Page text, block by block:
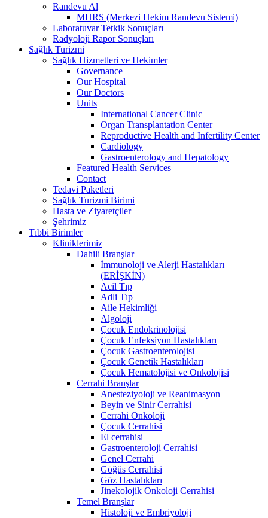
Randevu Al
MHRS (Merkezi Hekim Randevu Sistemi)
Laboratuvar Tetkik Sonuçları
Radyoloji Rapor Sonuçları
Sağlık Turizmi
Sağlık Hizmetleri ve Hekimler
Governance
Our Hospital
Our Doctors
Units
International Cancer Clinic
Organ Transplantation Center
Reproductive Health and Infertility Center
Cardiology
Gastroenterology and Hepatology
Featured Health Services
Contact
Tedavi Paketleri
Sağlık Turizmi Birimi
Hasta ve Ziyaretçiler
Şehrimiz
Tıbbi Birimler
Kliniklerimiz
Dahili Branşlar
İmmunoloji ve Alerji Hastalıkları
(ERİŞKİN)
Acil Tıp
Adli Tıp
Aile Hekimliği
Algoloji
Çocuk Endokrinolojisi
Çocuk Enfeksiyon Hastalıkları
Çocuk Gastroenterolojisi
Çocuk Genetik Hastalıkları
Çocuk Hematolojisi ve Onkolojisi
Cerrahi Branşlar
Anesteziyoloji ve Reanimasyon
Beyin ve Sinir Cerrahisi
Cerrahi Onkoloji
Çocuk Cerrahisi
El cerrahisi
Gastroenteroloji Cerrahisi
Genel Cerrahi
Göğüs Cerrahisi
Göz Hastalıkları
Jinekolojik Onkoloji Cerrahisi
Temel Branşlar
Histoloji ve Embriyoloji